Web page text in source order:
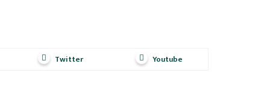
Twitter Youtube